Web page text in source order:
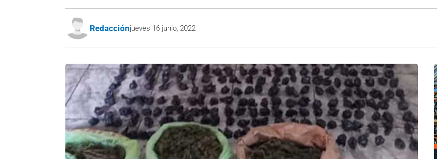
Redacciónjueves 16 junio, 2022